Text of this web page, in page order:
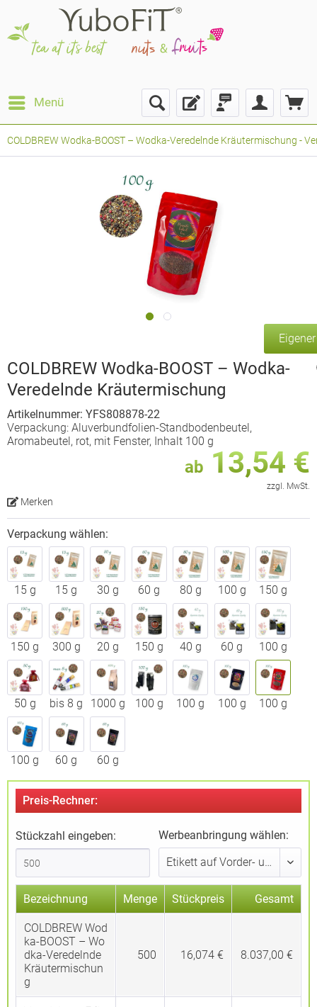
Menü
COLDBREW Wodka-BOOST – Wodka-Veredelnde Kräutermischung -
COLDBREW Wodka-BOOST – Wodka-
Veredelnde Kräutermischung
Artikelnummer: YFS808878-22
Verpackung: Aluverbundfolien-Standbodenbeutel,
Aromabeutel, rot, mit Fenster, Inhalt 100 g
ab 13,54 €
zzgl. MwSt.
Merken
Verpackung wählen:
15 g 15 g 30 g 60 g 80 g 100 g 150 g
150 g 300 g 20 g 150 g 40 g 60 g 100 g
50 g bis 8 g 1000 g 100 g 100 g 100 g 100 g
100 g 60 g 60 g
Preis-Rechner:
Stückzahl eingeben: Werbeanbringung wählen:
Bezeichnung Menge Stückpreis Gesamt
COLDBREW Wod
ka-BOOST – Wo
dka-Veredelnde
Kräutermischun
g
500 16,074 € 8.037,00 €